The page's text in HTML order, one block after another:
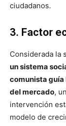
ciudadanos.
3. Factor
Considerada la
un sistema
comunista
del mercado,
intervención
modelo de